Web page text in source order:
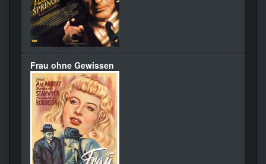
Frau ohne Gewissen